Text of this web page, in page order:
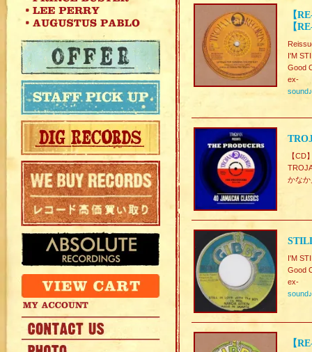
【
【
I'M
Good
ex-
sound♪
【CD
かな
I'M
Good
ex-
sound♪
【